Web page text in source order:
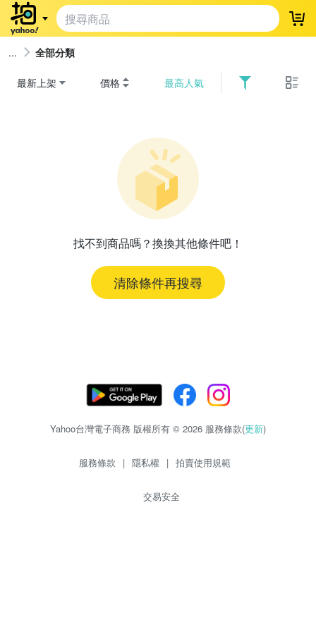
登
全部分類
最新上架 價格 最高人氣
找不到商品嗎？換換其他條件吧！
清除條件再搜尋
Yahoo台灣電子商務 版權所有 © 2026 服務條款(更新)
服務條款 | 隱私權 | 拍賣使用規範
交易安全